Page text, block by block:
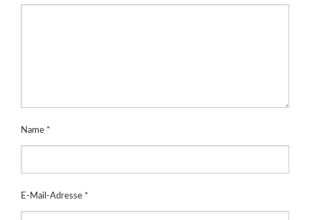
Name *
E-Mail-Adresse *